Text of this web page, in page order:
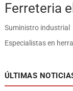
Ferreteria
Suministro industrial
Especialistas en
ÚLTIMAS